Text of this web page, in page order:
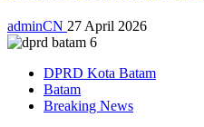
adminCN 27 April 2026
DPRD Kota Batam
Batam
Breaking News